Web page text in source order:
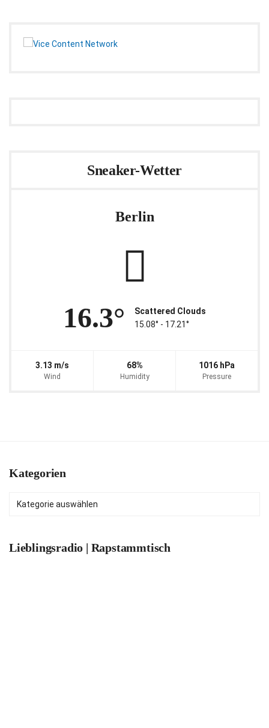
Sneaker-Wetter
Berlin
16.3°
Scattered Clouds
15.08° ‐ 17.21°
3.13 m/s
Wind
68%
Humidity
1016 hPa
Pressure
Kategorien
Lieblingsradio | Rapstammtisch